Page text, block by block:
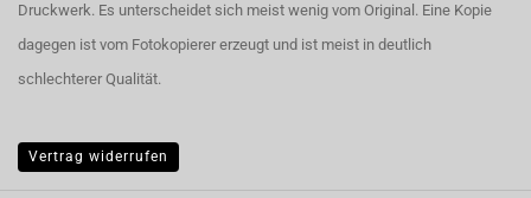
Druckwerk. Es unterscheidet sich meist wenig vom Original. Eine Kopie
dagegen ist vom Fotokopierer erzeugt und ist meist in deutlich
schlechterer Qualität.
Vertrag widerrufen